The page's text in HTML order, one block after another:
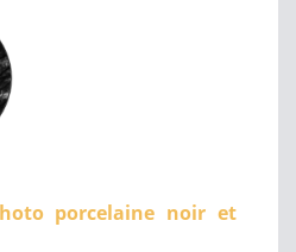
porcelaine noir et